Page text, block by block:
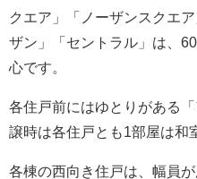
クエア」「ノーザンスクエ
ザン」「セントラル」は、
心です。
各住戸前にはゆとりがある
譲時は各住戸とも1部屋は和
各棟の西向き住戸は、幅員